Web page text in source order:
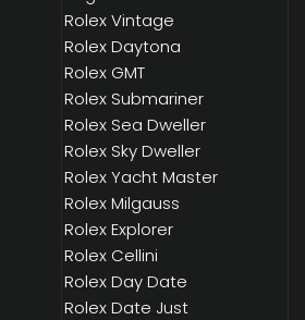
Rolex Vintage
Rolex Daytona
Rolex GMT
Rolex Submariner
Rolex Sea Dweller
Rolex Sky Dweller
Rolex Yacht Master
Rolex Milgauss
Rolex Explorer
Rolex Cellini
Rolex Day Date
Rolex Date Just